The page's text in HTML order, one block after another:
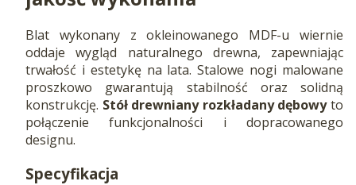
Blat wykonany z okleinowanego MDF-u wiernie
oddaje wygląd naturalnego drewna, zapewniając
trwałość i estetykę na lata. Stalowe nogi malowane
proszkowo gwarantują stabilność oraz solidną
konstrukcję. Stół drewniany rozkładany dębowyto
połączenie funkcjonalności i dopracowanego
designu.
Specyfikacja